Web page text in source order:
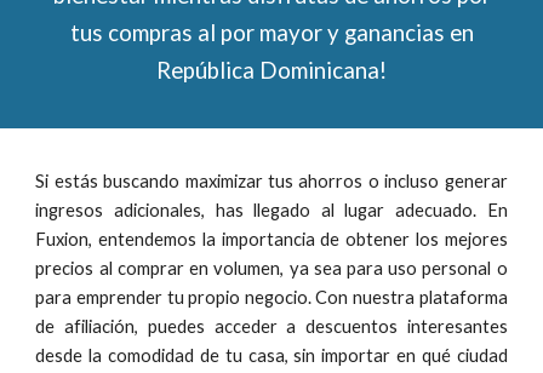
tus compras al por mayor y ganancias en
República Dominicana!
Si estás buscando maximizar tus ahorros o incluso generar
ingresos adicionales, has llegado al lugar adecuado. En
Fuxion, entendemos la importancia de obtener los mejores
precios al comprar en volumen, ya sea para uso personal o
para emprender tu propio negocio. Con nuestra plataforma
de afiliación, puedes acceder a descuentos interesantes
desde la comodidad de tu casa, sin importar en qué ciudad